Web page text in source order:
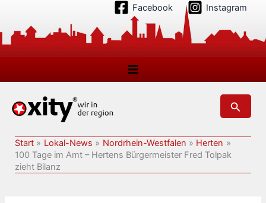
springen
Facebook Instagram
Suchen
Start Lokal-News Nordrhein-Westfalen
Herten
100 Tage im Amt – Hertens Bürgermeister Fred Tolpak
zieht Bilanz